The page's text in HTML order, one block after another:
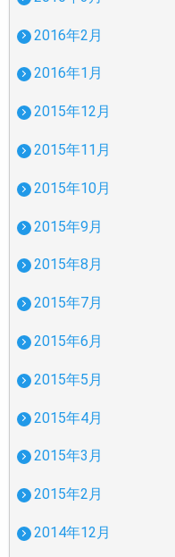
2016年2月
2016年1月
2015年12月
2015年11月
2015年10月
2015年9月
2015年8月
2015年7月
2015年6月
2015年5月
2015年4月
2015年3月
2015年2月
2014年12月